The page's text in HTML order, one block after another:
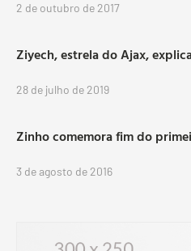
2 de outubro de 2017
Ziyech, estrela do Ajax,
28 de julho de 2019
Zinho comemora fim do
3 de agosto de 2016